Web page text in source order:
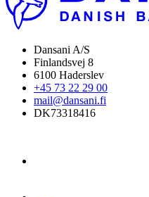
Dansani A/S
Finlandsvej 8
6100 Haderslev
+45 73 22 29 00
mail@dansani.fi
DK73318416